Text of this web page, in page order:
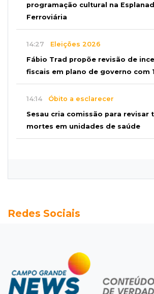
programação cultural na
Ferroviária
14:27 Eleições 2026
Fábio Trad propõe revisão de
fiscais em plano de governo com
14:14 Óbito a esclarecer
Sesau cria comissão para revisar
mortes em unidades de saúde
Nossa Senhora da Abadia
13:57
Internação compulsória
"Descaracterizado"
Após emendas, prefeitura vai
projeto de mudanças nas leis
Redes Sociais